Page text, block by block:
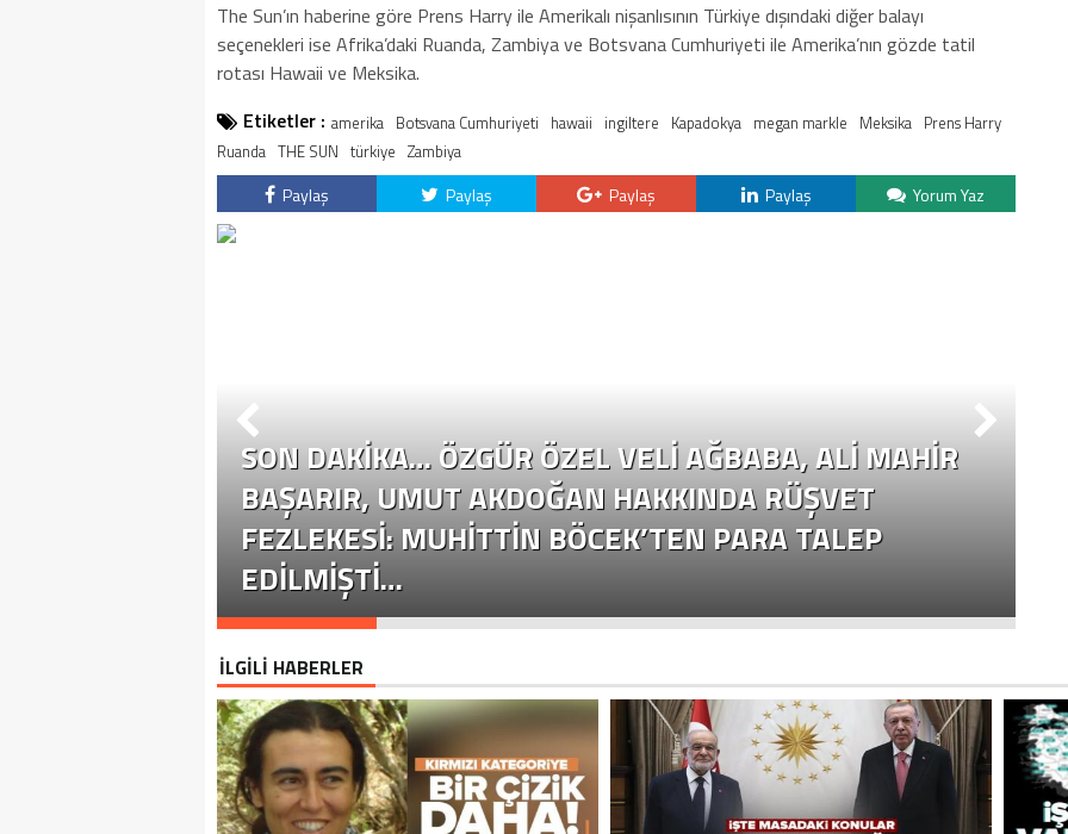
The Sun’ın haberine göre Prens Harry ile Amerikalı nişanlısının Türkiye dışındaki diğer balayı
seçenekleri ise Afrika’daki Ruanda, Zambiya ve Botsvana Cumhuriyeti ile Amerika’nın gözde tatil
rotası Hawaii ve Meksika.
Etiketler : amerika Botsvana Cumhuriyeti hawaii ingiltere Kapadokya megan markle Meksika Prens Harry
Ruanda THE SUN türkiye Zambiya
Paylaş Paylaş Paylaş Paylaş Yorum Yaz
SON DAKİKA… ÖZGÜR ÖZEL VELI AĞBABA, ALI MAHIR
BAŞARIR, UMUT AKDOĞAN HAKKINDA RÜŞVET
FEZLEKESI: MUHITTIN BÖCEK’TEN PARA TALEP
EDILMIŞTI…
İLGİLİ HABERLER